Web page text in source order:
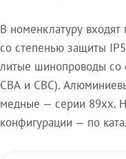
В номенклатуру
со степенью защиты
литые шинопроводы со
СВА и СВС).
медные — серии 89xx.
конфигурации — по